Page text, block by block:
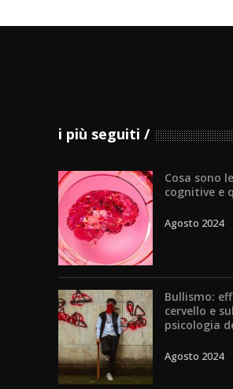
i più seguiti
Cosa sono
cognitive e
Agosto 2024
Bullismo:
cervello e
psicologia
Agosto 2024